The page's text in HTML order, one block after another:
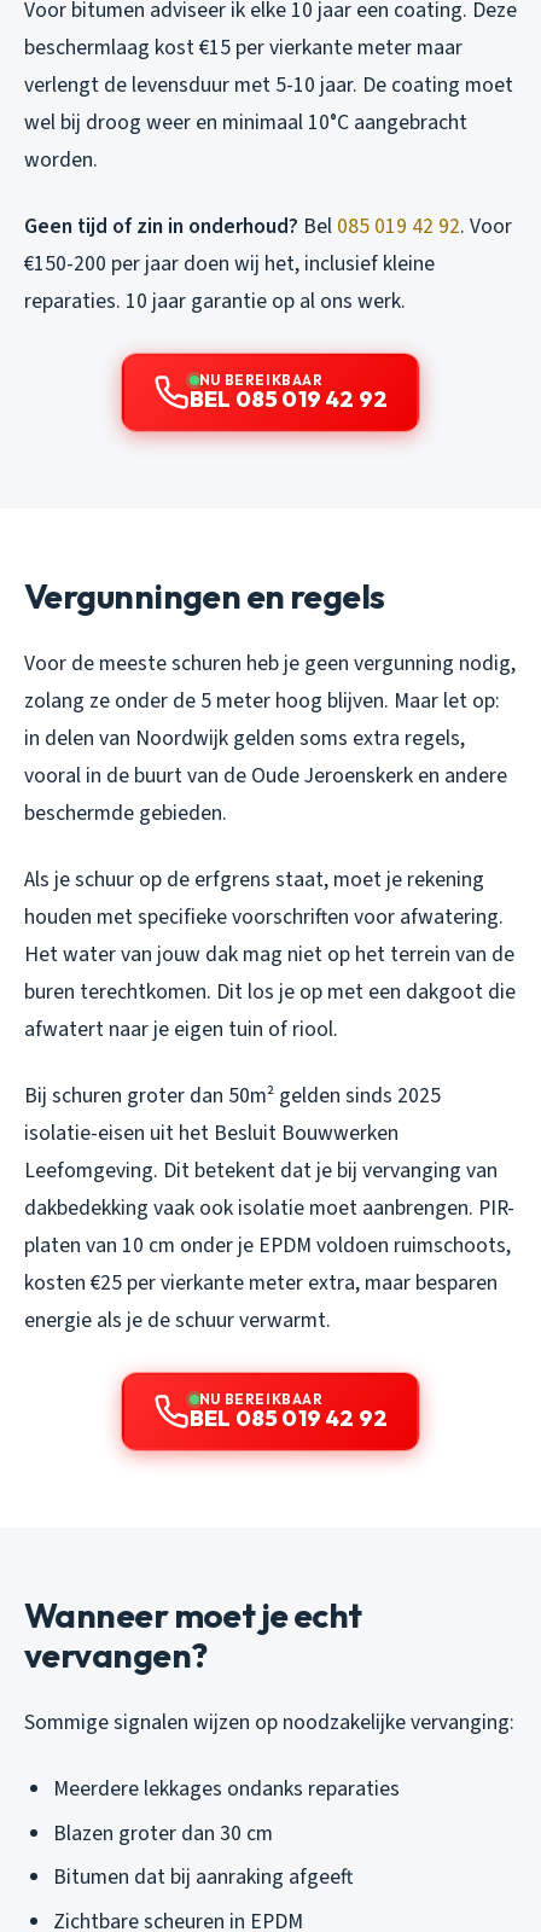
Voor bitumen adviseer ik elke 10 jaar een coating. Deze
beschermlaag kost €15 per vierkante meter maar
verlengt de levensduur met 5-10 jaar. De coating moet
wel bij droog weer en minimaal 10°C aangebracht
worden.
Geen tijd of zin in onderhoud? Bel 085 019 42 92. Voor
€150-200 per jaar doen wij het, inclusief kleine
reparaties. 10 jaar garantie op al ons werk.
NU BEREIKBAAR
BEL 085 019 42 92
Vergunningen en regels
Voor de meeste schuren heb je geen vergunning nodig,
zolang ze onder de 5 meter hoog blijven. Maar let op:
in delen van Noordwijk gelden soms extra regels,
vooral in de buurt van de Oude Jeroenskerk en andere
beschermde gebieden.
Als je schuur op de erfgrens staat, moet je rekening
houden met specifieke voorschriften voor afwatering.
Het water van jouw dak mag niet op het terrein van de
buren terechtkomen. Dit los je op met een dakgoot die
afwatert naar je eigen tuin of riool.
Bij schuren groter dan 50m² gelden sinds 2025
isolatie-eisen uit het Besluit Bouwwerken
Leefomgeving. Dit betekent dat je bij vervanging van
dakbedekking vaak ook isolatie moet aanbrengen. PIR-
platen van 10 cm onder je EPDM voldoen ruimschoots,
kosten €25 per vierkante meter extra, maar besparen
energie als je de schuur verwarmt.
NU BEREIKBAAR
BEL 085 019 42 92
Wanneer moet je echt
vervangen?
Sommige signalen wijzen op noodzakelijke vervanging:
Meerdere lekkages ondanks reparaties
Blazen groter dan 30 cm
Bitumen dat bij aanraking afgeeft
Zichtbare scheuren in EPDM